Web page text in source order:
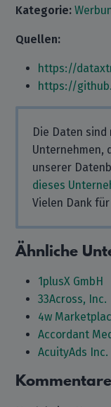
Kategorie:
Quellen:
https://
https://
Die Daten
Unternehmen,
unserer
dieses
Vielen Dank
Ähnliche
1plusX GmbH
33Across, Inc.
4w
Accordant
AcuityAds Inc.
Kommentare